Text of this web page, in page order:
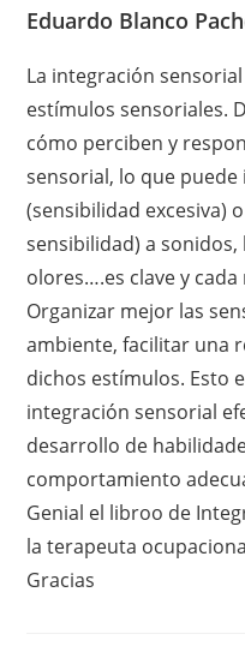
Eduardo Blanco
La integración
estímulos sensoriales.
cómo perciben y
sensorial, lo que
(sensibilidad excesiva)
sensibilidad) a
olores….es clave y
Organizar mejor las
ambiente, facilitar una
dichos estímulos. Esto
integración sensorial
desarrollo de
comportamiento
Genial el libroo de
la terapeuta
Gracias